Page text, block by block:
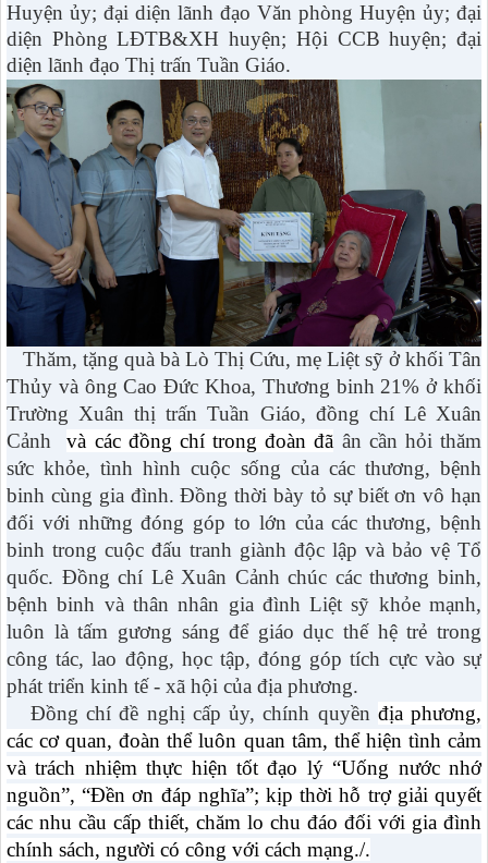
Huyện ủy; đại diện lãnh đạo Văn phòng Huyện ủy; đại
diện Phòng LĐTB&XH huyện; Hội CCB huyện; đại
diện lãnh đạo Thị trấn Tuần Giáo.
Thăm, tặng quà bà Lò Thị Cứu, mẹ Liệt sỹ ở khối Tân
Thủy và ông Cao Đức Khoa, Thương binh 21% ở khối
Trường Xuân thị trấn Tuần Giáo, đồng chí Lê Xuân
Cảnh
và các đồng chí trong đoàn đã ân cần hỏi thăm
sức khỏe, tình hình cuộc sống của các thương, bệnh
binh cùng gia đình. Đồng thời bày tỏ sự biết ơn vô hạn
đối với những đóng góp to lớn của các thương, bệnh
binh trong cuộc đấu tranh giành độc lập và bảo vệ Tổ
quốc. Đồng chí Lê Xuân Cảnh chúc các thương binh,
bệnh binh và thân nhân gia đình Liệt sỹ khỏe mạnh,
luôn là tấm gương sáng để giáo dục thế hệ trẻ trong
công tác, lao động, học tập, đóng góp tích cực vào sự
phát triển kinh tế - xã hội của địa phương.
Đồng chí đề nghị cấp ủy, chính quyền địa phương,
các cơ quan, đoàn thể luôn quan tâm, thể hiện tình cảm
và trách nhiệm thực hiện tốt đạo lý “Uống nước nhớ
nguồn”, “Đền ơn đáp nghĩa”; kịp thời hỗ trợ giải quyết
các nhu cầu cấp thiết, chăm lo chu đáo đối với gia đình
chính sách, người có công với cách mạng./.